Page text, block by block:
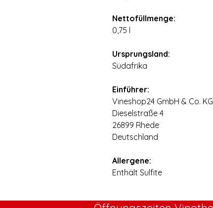
Nettofüllmenge:
0,75 l
Ursprungsland:
Südafrika
Einführer:
Vineshop24 GmbH & Co. KG
Dieselstraße 4
26899 Rhede
Deutschland
Allergene:
Enthält Sulfite